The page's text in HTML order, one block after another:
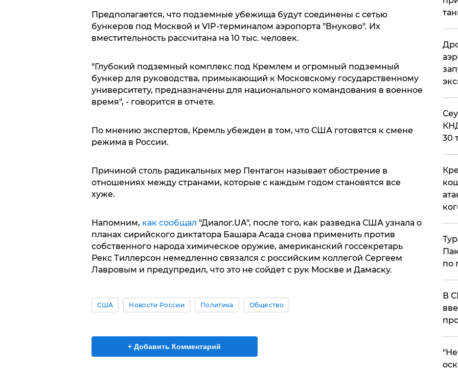
Предполагается, что подземные убежища будут соединены с сетью
бункеров под Москвой и VIP-терминалом аэропорта "Внуково". Их
вместительность рассчитана на 10 тыс. человек.
"Глубокий подземный комплекс под Кремлем и огромный подземный
бункер для руководства, примыкающий к Московскому государственному
университету, предназначены для национального командования в военное
время", - говорится в отчете.
По мнению экспертов, Кремль убежден в том, что США готовятся к смене
режима в России.
Причиной столь радикальных мер Пентагон называет обострение в
отношениях между странами, которые с каждым годом становятся все
хуже.
Напомним, как сообщал "Диалог.UA", после того, как разведка США узнала о
планах сирийского диктатора Башара Асада снова применить против
собственного народа химическое оружие, американский госсекретарь
Рекс Тиллерсон немедленно связался с российским коллегой Сергеем
Лавровым и предупредил, что это не сойдет с рук Москве и Дамаску.
США Новости России Политика Общество
+ Добавить Комментарий
30
по
В